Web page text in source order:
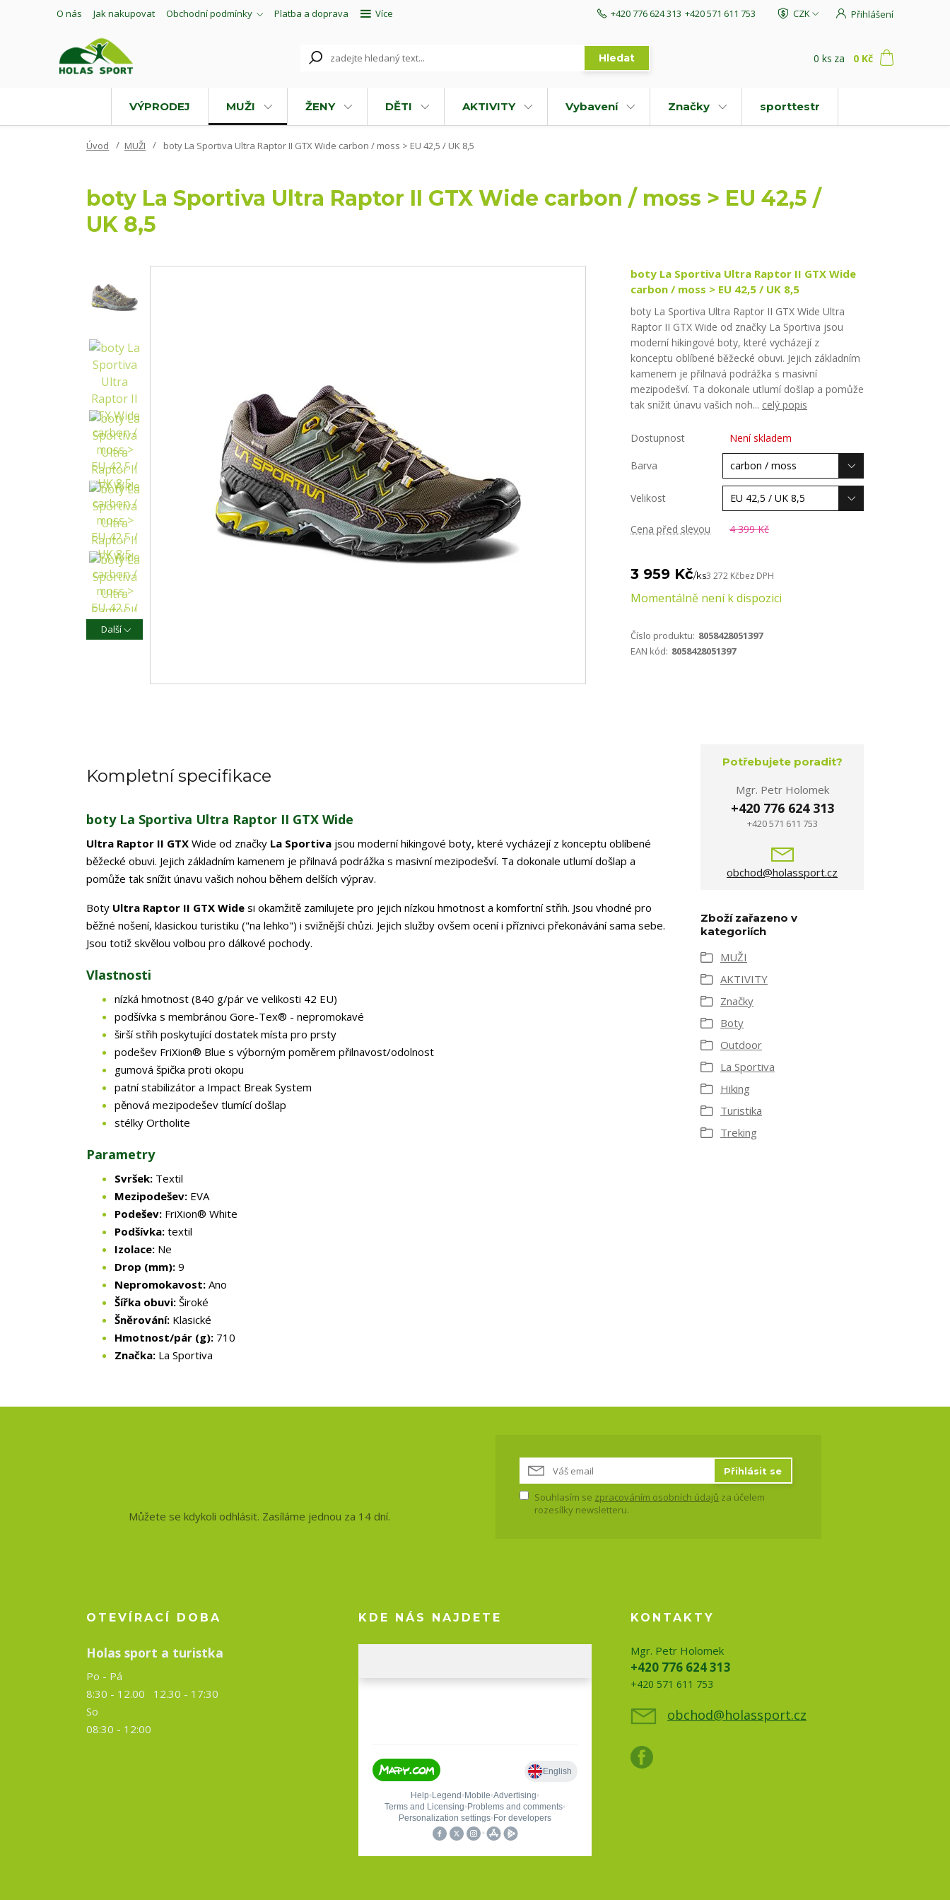
O nás Jak nakupovat Obchodní podmínky Platba a doprava Více CZK Přihlášení
Hledat
+420 776 624 313 +420 571 611 753
0 ks za 0 Kč
VÝPRODEJ MUŽI ŽENY DĚTI AKTIVITY Vybavení Značky sporttestr
Úvod MUŽI boty La Sportiva Ultra Raptor II GTX Wide carbon / moss > EU 42,5 / UK 8,5
boty La Sportiva Ultra Raptor II GTX Wide carbon / moss > EU 42,5 /
UK 8,5
Další
boty La Sportiva Ultra Raptor II GTX Wide
carbon / moss > EU 42,5 / UK 8,5
boty La Sportiva Ultra Raptor II GTX Wide Ultra
Raptor II GTX Wide od značky La Sportiva jsou
moderní hikingové boty, které vycházejí z
konceptu oblíbené běžecké obuvi. Jejich základním
kamenem je přilnavá podrážka s masivní
mezipodešví. Ta dokonale utlumí došlap a pomůže
tak snížit únavu vašich noh... celý popis
Dostupnost Není skladem
Barva
Velikost
Cena před slevou 4 399 Kč
3 959 Kč/ks3 272 Kčbez DPH
Momentálně není k dispozici
Číslo produktu: 8058428051397
EAN kód: 8058428051397
Kompletní specifikace
boty La Sportiva Ultra Raptor II GTX Wide
Ultra Raptor II GTX Wide od značky La Sportiva jsou moderní hikingové boty, které vycházejí z konceptu oblíbené
běžecké obuvi. Jejich základním kamenem je přilnavá podrážka s masivní mezipodešví. Ta dokonale utlumí došlap a
pomůže tak snížit únavu vašich nohou během delších výprav.
Boty Ultra Raptor II GTX Wide si okamžitě zamilujete pro jejich nízkou hmotnost a komfortní střih. Jsou vhodné pro
běžné nošení, klasickou turistiku ("na lehko") i svižnější chůzi. Jejich služby ovšem ocení i příznivci překonávání sama sebe.
Jsou totiž skvělou volbou pro dálkové pochody.
Vlastnosti
nízká hmotnost (840 g/pár ve velikosti 42 EU)
podšívka s membránou Gore-Tex® - nepromokavé
širší střih poskytující dostatek místa pro prsty
podešev FriXion® Blue s výborným poměrem přilnavost/odolnost
gumová špička proti okopu
patní stabilizátor a Impact Break System
pěnová mezipodešev tlumící došlap
stélky Ortholite
Parametry
Svršek: Textil
Mezipodešev: EVA
Podešev: FriXion® White
Podšívka: textil
Izolace: Ne
Drop (mm): 9
Nepromokavost: Ano
Šířka obuvi: Široké
Šněrování: Klasické
Hmotnost/pár (g): 710
Značka: La Sportiva
Potřebujete poradit?
Mgr. Petr Holomek
+420 776 624 313
+420 571 611 753
obchod@holassport.cz
Zboží zařazeno v
kategoriích
MUŽI
AKTIVITY
Značky
Boty
Outdoor
La Sportiva
Hiking
Turistika
Treking
Můžete se kdykoli odhlásit. Zasíláme jednou za 14 dní.
Přihlásit se
Souhlasím se zpracováním osobních údajů za účelem
rozesílky newsletteru.
OTEVÍRACÍ DOBA
Holas sport a turistka
Po - Pá
8:30 - 12.00 12.30 - 17:30
So
08:30 - 12:00
KDE NÁS NAJDETE KONTAKTY
Mgr. Petr Holomek
+420 776 624 313
+420 571 611 753
obchod@holassport.cz